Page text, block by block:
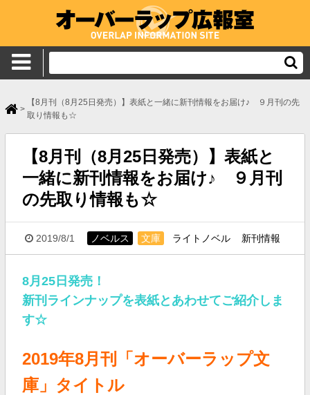
>
【8月刊（8月25日発売）】表紙と一緒に新刊情報をお届け♪ ９月刊の先
取り情報も☆
【8月刊（8月25日発売）】表紙と
一緒に新刊情報をお届け♪ ９月刊
の先取り情報も☆
2019/8/1 ノベルス 文庫 ライトノベル 新刊情報
8月25日発売！
新刊ラインナップを表紙とあわせてご紹介しま
す☆
2019年8月刊「オーバーラップ文
庫」タイトル